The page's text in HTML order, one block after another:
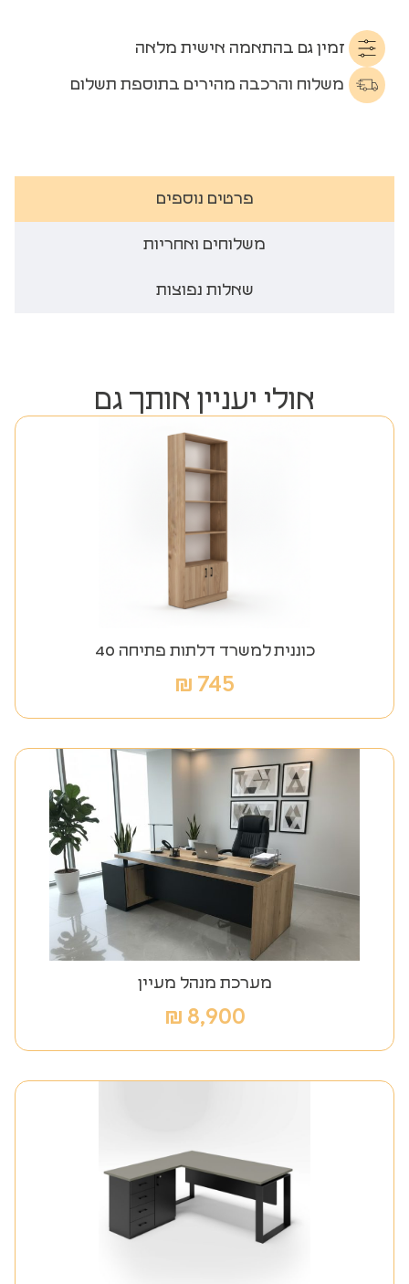
זמין גם בהתאמה אישית מלאה
משלוח והרכבה מהירים בתוספת תשלום
פרטים נוספים
משלוחים ואחריות
שאלות נפוצות
אולי יעניין אותך גם
כוננית למשרד דלתות פתיחה 40
745
₪
מערכת מנהל מעיין
8,900
₪